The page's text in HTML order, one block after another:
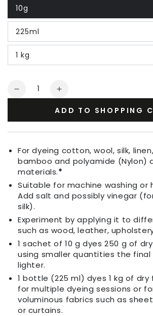
10g
225ml
1 kg
Quantity
Decrease
Cherry
Red
Increase
for
Cherry
Red
ADD TO SHOPPING
For dyeing cotton, wool, silk,
bamboo and polyamide (Nylon)
materials.*
Suitable for machine washing or
Add salt and possibly vinegar
silk).
Experiment by applying it to
such as wood, leather,
1 sachet of 10 g dyes 250 g of
using smaller quantities the final
lighter.
1 bottle (225 ml) dyes 1 kg of dry
for multiple dyeing sessions or
voluminous fabrics such as
or curtains.